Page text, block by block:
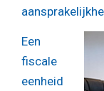
Een
fiscale
eenheid